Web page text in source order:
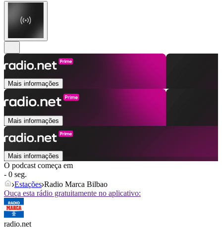
Mais informações
Mais informações
Mais informações
O podcast começa em
- 0 seg.
Estações Radio Marca Bilbao
Ouça esta rádio gratuitamente no aplicativo:
radio.net